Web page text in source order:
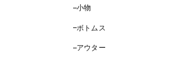
小物
ボトムス
アウター